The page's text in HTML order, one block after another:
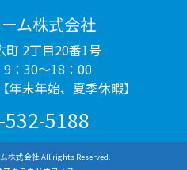
ム株式会社
町 2丁目20番1号
9：30～18：00
年末年始、夏季休暇】
532-5188
株式会社 All rights Reserved.